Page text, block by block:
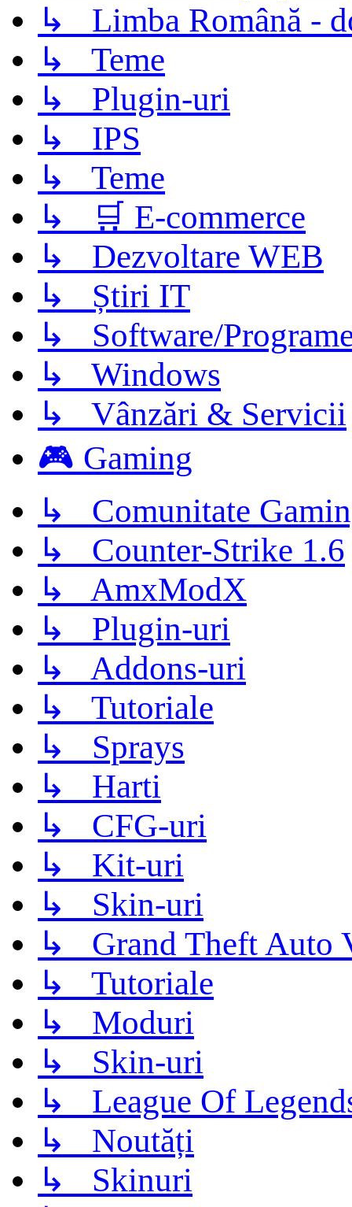
↳ Limba Română -
↳ Teme
↳ Plugin-uri
↳ IPS
↳ Teme
↳ 🛒 E-commerce
↳ Dezvoltare WEB
↳ Știri IT
↳ Software/
↳ Windows
↳ Vânzări & Servicii
🎮 Gaming
↳ Comunitate
↳ Counter-Strike 1.6
↳ AmxModX
↳ Plugin-uri
↳ Addons-uri
↳ Tutoriale
↳ Sprays
↳ Harti
↳ CFG-uri
↳ Kit-uri
↳ Skin-uri
↳ Grand Theft Auto
↳ Tutoriale
↳ Moduri
↳ Skin-uri
↳ League Of
↳ Noutăți
↳ Skinuri